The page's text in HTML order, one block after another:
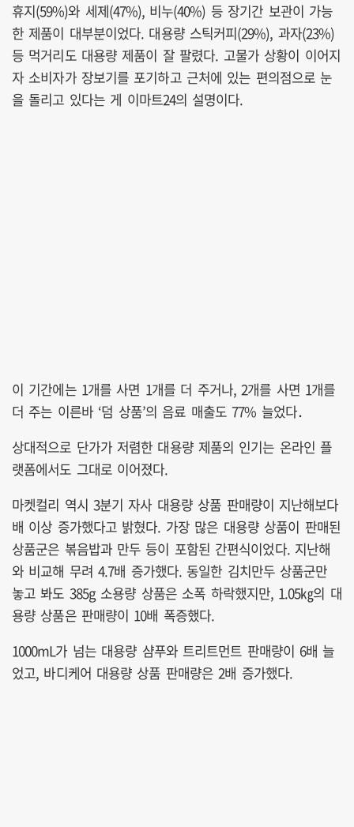
휴지(59%)와 세제(47%), 비누(40%) 등 장기간 보관이 가능
한 제품이 대부분이었다. 대용량 스틱커피(29%), 과자(23%)
등 먹거리도 대용량 제품이 잘 팔렸다. 고물가 상황이 이어지
자 소비자가 장보기를 포기하고 근처에 있는 편의점으로 눈
을 돌리고 있다는 게 이마트24의 설명이다.
이 기간에는 1개를 사면 1개를 더 주거나, 2개를 사면 1개를
더 주는 이른바 ‘덤 상품’의 음료 매출도 77% 늘었다．
상대적으로 단가가 저렴한 대용량 제품의 인기는 온라인 플
랫폼에서도 그대로 이어졌다.
마켓컬리 역시 3분기 자사 대용량 상품 판매량이 지난해보다
배 이상 증가했다고 밝혔다. 가장 많은 대용량 상품이 판매된
상품군은 볶음밥과 만두 등이 포함된 간편식이었다. 지난해
와 비교해 무려 4.7배 증가했다. 동일한 김치만두 상품군만
놓고 봐도 385g 소용량 상품은 소폭 하락했지만, 1.05㎏의 대
용량 상품은 판매량이 10배 폭증했다.
1000mL가 넘는 대용량 샴푸와 트리트먼트 판매량이 6배 늘
었고, 바디케어 대용량 상품 판매량은 2배 증가했다.